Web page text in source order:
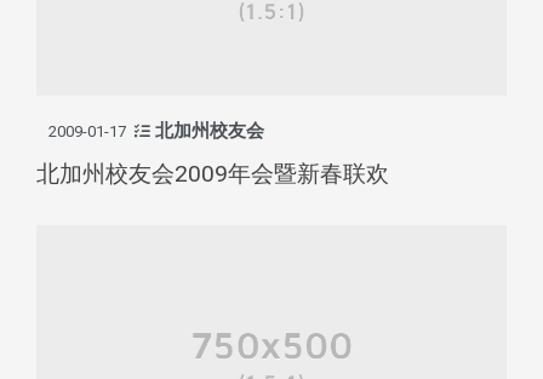
2009-01-17 北加州校友会
北加州校友会2009年会暨新春联欢